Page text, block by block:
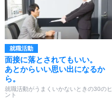
就職活動
面接に落とされてもいい。
あとからいい思い出になるか
ら。
就職活動がうまくいかないときの30のヒ
ント